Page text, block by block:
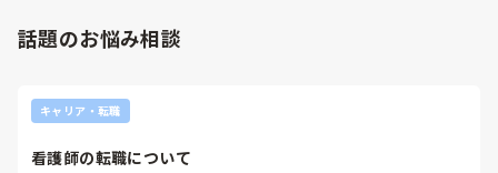
話題のお悩み相談
キャリア・転職
看護師の転職について